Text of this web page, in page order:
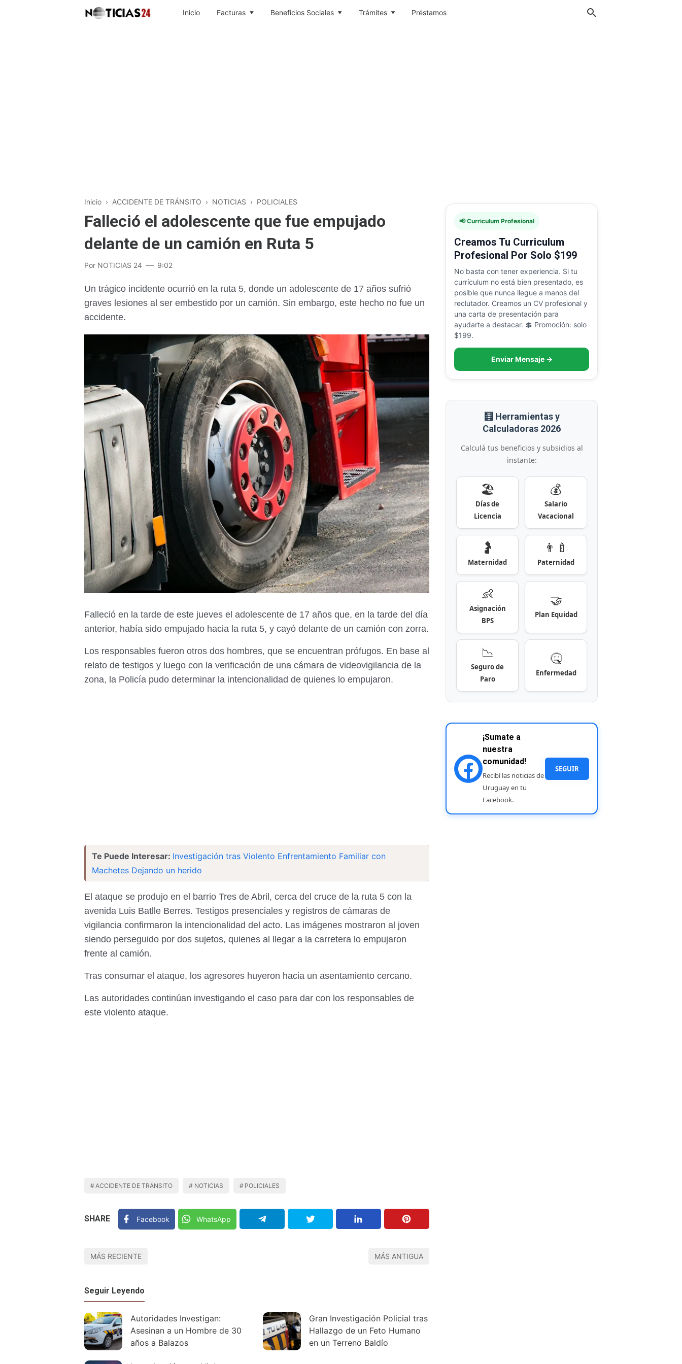
Inicio Facturas Beneficios Sociales Trámites Préstamos
Inicio › ACCIDENTE DE TRÁNSITO › NOTICIAS › POLICIALES
Falleció el adolescente que fue empujado
delante de un camión en Ruta 5
Por NOTICIAS 24 9:02
Un trágico incidente ocurrió en la ruta 5, donde un adolescente de 17 años sufrió
graves lesiones al ser embestido por un camión. Sin embargo, este hecho no fue un
accidente.
Falleció en la tarde de este jueves el adolescente de 17 años que, en la tarde del día
anterior, había sido empujado hacia la ruta 5, y cayó delante de un camión con zorra.
Los responsables fueron otros dos hombres, que se encuentran prófugos. En base al
relato de testigos y luego con la verificación de una cámara de videovigilancia de la
zona, la Policía pudo determinar la intencionalidad de quienes lo empujaron.
Te Puede Interesar: Investigación tras Violento Enfrentamiento Familiar con
Machetes Dejando un herido
El ataque se produjo en el barrio Tres de Abril, cerca del cruce de la ruta 5 con la
avenida Luis Batlle Berres. Testigos presenciales y registros de cámaras de
vigilancia confirmaron la intencionalidad del acto. Las imágenes mostraron al joven
siendo perseguido por dos sujetos, quienes al llegar a la carretera lo empujaron
frente al camión.
Tras consumar el ataque, los agresores huyeron hacia un asentamiento cercano.
Las autoridades continúan investigando el caso para dar con los responsables de
este violento ataque.
ACCIDENTE DE TRÁNSITO NOTICIAS POLICIALES
SHARE Facebook WhatsApp
MÁS RECIENTE MÁS ANTIGUA
Seguir Leyendo
Autoridades Investigan:
Asesinan a un Hombre de 30
años a Balazos
Gran Investigación Policial tras
Hallazgo de un Feto Humano
en un Terreno Baldío
📢 Curriculum Profesional
Creamos Tu Curriculum
Profesional Por Solo $199
No basta con tener experiencia. Si tu
currículum no está bien presentado, es
posible que nunca llegue a manos del
reclutador. Creamos un CV profesional y
una carta de presentación para
ayudarte a destacar. 💲 Promoción: solo
$199.
Enviar Mensaje →
🧮 Herramientas y
Calculadoras 2026
Calculá tus beneficios y subsidios al
instante:
🏖️
Días de
Licencia
💰
Salario
Vacacional
🤰
Maternidad
👨‍🍼
Paternidad
👶
Asignación
BPS
🤝
Plan Equidad
📉
Seguro de
Paro
🤒
Enfermedad
¡Sumate a
nuestra
comunidad!
Recibí las noticias de
Uruguay en tu
Facebook.
SEGUIR